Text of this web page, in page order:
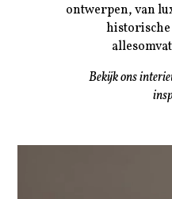
ontwerpen, van
historische
Bekijk ons